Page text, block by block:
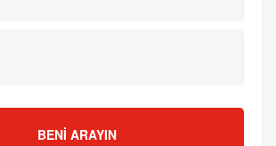
BENI ARAYIN